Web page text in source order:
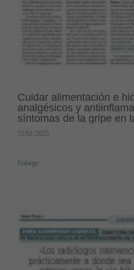
Cuidar alimentación e
analgésicos y
síntomas de la gripe en
31/01/2025
Enlarge